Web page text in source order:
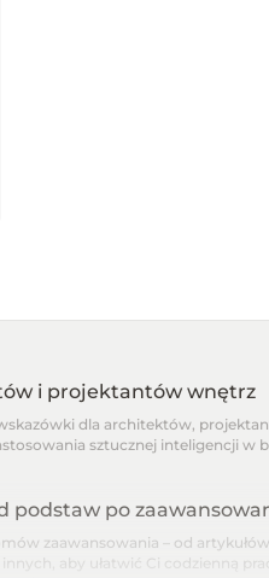
i projektantów wnętrz
dla architektów,
sztucznej inteligencji
podstaw po
zaawansowania – od
aby ułatwić Ci